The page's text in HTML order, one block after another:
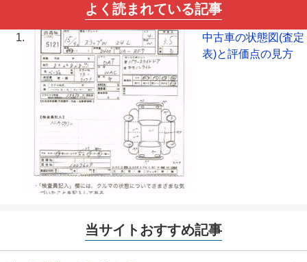
よく読まれている記事
中古車の状態図(査定
表)と評価点の見方
当サイトおすすめ記事